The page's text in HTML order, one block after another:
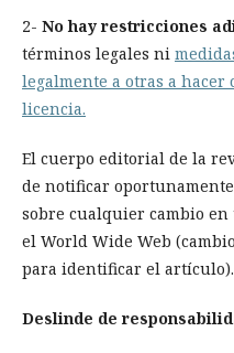
2- No hay restricciones
términos legales ni
legalmente a otras a
licencia.
El cuerpo editorial de la
de notificar
sobre cualquier cambio
el World Wide Web
para identificar el artículo).
Deslinde de